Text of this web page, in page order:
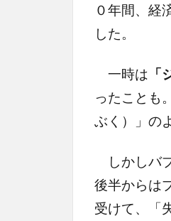
０年間、経
した。
一時は
ったことも
ぶく）」の
しかしバ
後半からは
受けて、「